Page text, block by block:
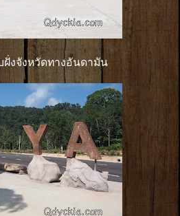
ฝั่งจังหวัดทางอันดามัน